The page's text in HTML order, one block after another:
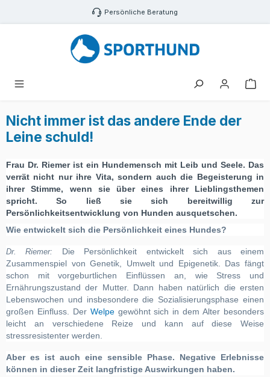
Zum Hauptinhalt springen Persönliche Beratung
Nicht immer ist das andere Ende der
Leine schuld!
Frau Dr. Riemer ist ein Hundemensch mit Leib und Seele. Das
verrät nicht nur ihre Vita, sondern auch die Begeisterung in
ihrer Stimme, wenn sie über eines ihrer Lieblingsthemen
spricht. So ließ sie sich bereitwillig zur
Persönlichkeitsentwicklung von Hunden ausquetschen.
Wie entwickelt sich die Persönlichkeit eines Hundes?
Dr. Riemer:
Die Persönlichkeit entwickelt sich aus einem
Zusammenspiel von Genetik, Umwelt und Epigenetik. Das fängt
schon mit vorgeburtlichen Einflüssen an, wie Stress und
Ernährungszustand der Mutter. Dann haben natürlich die ersten
Lebenswochen und insbesondere die Sozialisierungsphase einen
großen Einfluss. Der Welpe gewöhnt sich in dem Alter besonders
leicht an verschiedene Reize und kann auf diese Weise
stressresistenter werden.
Aber es ist auch eine sensible Phase. Negative Erlebnisse
können in dieser Zeit langfristige Auswirkungen haben.